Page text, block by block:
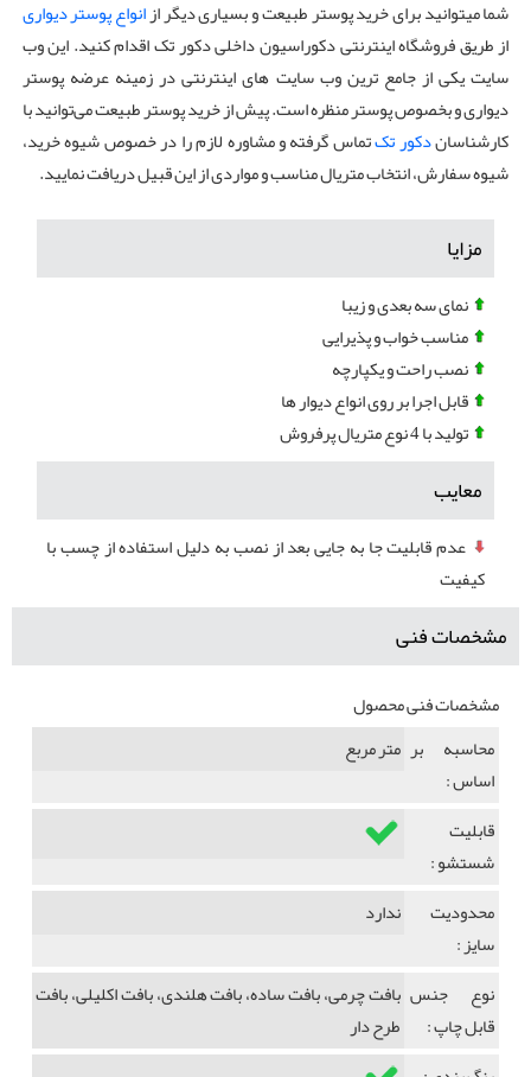
شما میتوانید برای خرید پوستر طبیعت و بسیاری دیگر ازانواع پوستر دیواری
از طریق فروشگاه اینترنتی دکوراسیون داخلی دکور تک اقدام کنید. این وب
سایت یکی از جامع ترین وب سایت های اینترنتی در زمینه عرضه پوستر
دیواری و بخصوص پوستر منظره است. پیش از خرید پوستر طبیعت می‌توانید با
کارشناساندکور تکتماس گرفته و مشاوره لازم را در خصوص شیوه خرید،
شیوه سفارش، انتخاب متریال مناسب و مواردی از این قبیل دریافت نمایید.
مزایا
نمای سه بعدی و زیبا
مناسب خواب و پذیرایی
نصب راحت و یکپارچه
قابل اجرا بر روی انواع دیوار ها
تولید با 4 نوع متریال پرفروش
معایب
عدم قابلیت جا به جایی بعد از نصب به دلیل استفاده از چسب با
کیفیت
مشخصات فنی
مشخصات فنی محصول
محاسبه بر
اساس :
متر مربع
قابلیت
شستشو :
محدودیت
سایز :
ندارد
نوع جنس
قابل چاپ :
بافت چرمی، بافت ساده، بافت هلندی، بافت اکلیلی، بافت
طرح دار